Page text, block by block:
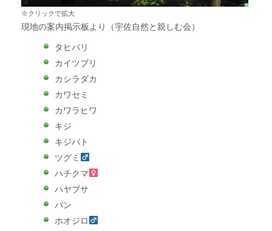
※クリックで拡大
現地の案内掲示板より（宇佐自然と親しむ会）
タヒバリ
カイツブリ
カシラダカ
カワセミ
カワラヒワ
キジ
キジバト
ツグミ
ハチクマ
ハヤブサ
バン
ホオジロ